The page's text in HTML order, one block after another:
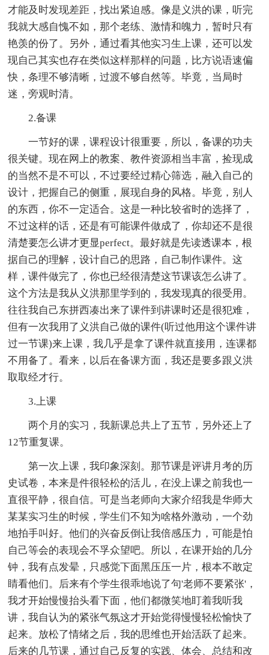
才能及时发现差距，找出紧迫感。像是义洪的课，听完
我就大感自愧不如，那个老练、激情和魄力，暂时只有
艳羡的份了。另外，通过看其他实习生上课，还可以发
现自己其实也存在类似这样那样的问题，比方说语速偏
快，条理不够清晰，过渡不够自然等。毕竟，当局时
迷，旁观时清。
2.备课
一节好的课，课程设计很重要，所以，备课的功夫
很关键。现在网上的教案、教件资源相当丰富，捡现成
的当然不是不可以，不过要经过精心筛选，融入自己的
设计，把握自己的侧重，展现自身的风格。毕竟，别人
的东西，你不一定适合。这是一种比较省时的选择了，
不过这样的话，还是有可能课件做成了，你却还不是很
清楚要怎么讲才更显perfect。最好就是先读透课本，根
据自己的理解，设计自己的思路，自己制作课件。这
样，课件做完了，你也已经很清楚这节课该怎么讲了。
这个方法是我从义洪那里学到的，我发现真的很受用。
往往我自己东拼西凑出来了课件到讲课时还是很犯难，
但有一次我用了义洪自己做的课件(听过他用这个课件讲
过一节课)来上课，我几乎是拿了课件就直接用，连课都
不用备了。看来，以后在备课方面，我还是要多跟义洪
取取经才行。
3.上课
两个月的实习，我新课总共上了五节，另外还上了
12节重复课。
第一次上课，我印象深刻。那节课是评讲月考的历
史试卷，本来是件很轻松的活儿，在没上课之前我也一
直很平静，很自信。可是当老师向大家介绍我是华师大
某某实习生的时候，学生们不知为啥格外激动，一个劲
地拍手叫好。他们的兴奋反倒让我倍感压力，可能是怕
自己等会的表现会不孚众望吧。所以，在课开始的几分
钟，我有点发晕，只感觉下面黑压压一片，根本不敢定
睛看他们。后来有个学生很乖地说了句'老师不要紧张'，
我才开始慢慢抬头看下面，他们都微笑地盯着我听我
讲，我自认为的紧张气氛这才开始觉得慢慢轻松愉快了
起来。放松了情绪之后，我的思维也开始活跃了起来。
后来的几节课，通过自己反复的实践、体会、总结和改